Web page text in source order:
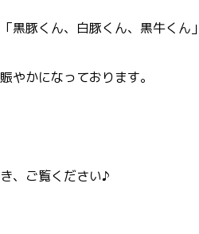
黒豚くん、白豚くん、黒牛くん
やかになっております。
、ご覧ください♪